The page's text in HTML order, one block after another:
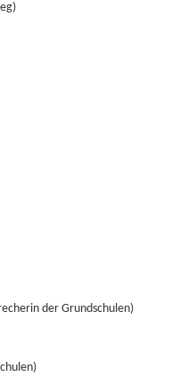
der Grundschulen)